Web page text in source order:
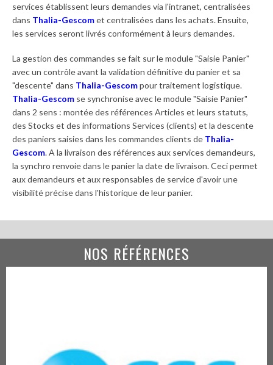
services établissent leurs demandes via l'intranet, centralisées
dans Thalia-Gescomet centralisées dans les achats. Ensuite,
les services seront livrés conformément à leurs demandes.
La gestion des commandes se fait sur le module "Saisie Panier"
avec un contrôle avant la validation définitive du panier et sa
"descente" dans Thalia-Gescompour traitement logistique.
Thalia-Gescom se synchronise avec le module "Saisie Panier"
dans 2 sens : montée des références Articles et leurs statuts,
des Stocks et des informations Services (clients) et la descente
des paniers saisies dans les commandes clients de Thalia-
Gescom. A la livraison des références aux services demandeurs,
la synchro renvoie dans le panier la date de livraison. Ceci permet
aux demandeurs et aux responsables de service d'avoir une
visibilité précise dans l'historique de leur panier.
NOS RÉFÉRENCES